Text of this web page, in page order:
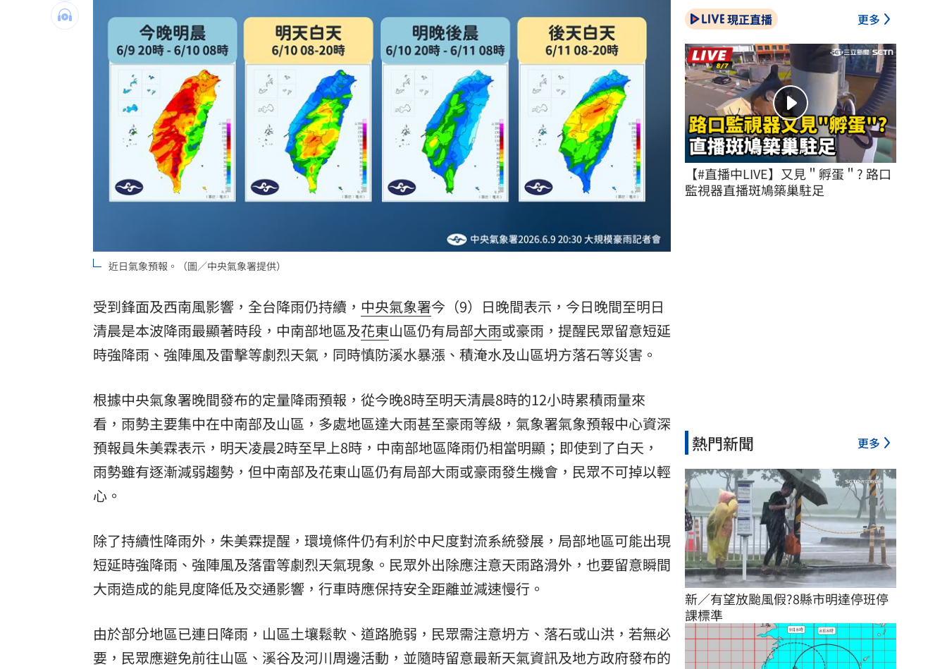
台灣彩券開獎直播中 20:31
LIVE三立+24小時直播 15:27
三立iNEWS新聞台線上直播 18:00
商場戰國來臨 台中「頂奢大道」逐漸成形 12:00
台彩父親節推新刮刮樂千萬頭獎超「爸」氣 12:00
「拍片人的多重宇宙」職涯論壇9/12登場！ 10:30
理想混蛋號召粉絲跨海追星吃美食！ 18:15
近日氣象預報。（圖／中央氣象署提供）
受到鋒面及西南風影響，全台降雨仍持續， 中央氣象署今（9）日晚間表示，今日晚間至明日
清晨是本波降雨最顯著時段，中南部地區及花東山區仍有局部大雨或豪雨，提醒民眾留意短延
時強降雨、強陣風及雷擊等劇烈天氣，同時慎防溪水暴漲、積淹水及山區坍方落石等災害。
根據中央氣象署晚間發布的定量降雨預報，從今晚8時至明天清晨8時的12小時累積雨量來
看，雨勢主要集中在中南部及山區，多處地區達大雨甚至豪雨等級，氣象署氣象預報中心資深
預報員朱美霖表示，明天凌晨2時至早上8時，中南部地區降雨仍相當明顯；即使到了白天，
雨勢雖有逐漸減弱趨勢，但中南部及花東山區仍有局部大雨或豪雨發生機會，民眾不可掉以輕
心。
除了持續性降雨外，朱美霖提醒，環境條件仍有利於中尺度對流系統發展，局部地區可能出現
短延時強降雨、強陣風及落雷等劇烈天氣現象。民眾外出除應注意天雨路滑外，也要留意瞬間
大雨造成的能見度降低及交通影響，行車時應保持安全距離並減速慢行。
由於部分地區已連日降雨，山區土壤鬆軟、道路脆弱，民眾需注意坍方、落石或山洪，若無必
要，民眾應避免前往山區、溪谷及河川周邊活動，並隨時留意最新天氣資訊及地方政府發布的
現正直播 更多
【#直播中LIVE】又見＂孵蛋＂? 路口
監視器直播斑鳩築巢駐足
熱門新聞 更多
新／有望放颱風假?8縣市明達停班停
課標準